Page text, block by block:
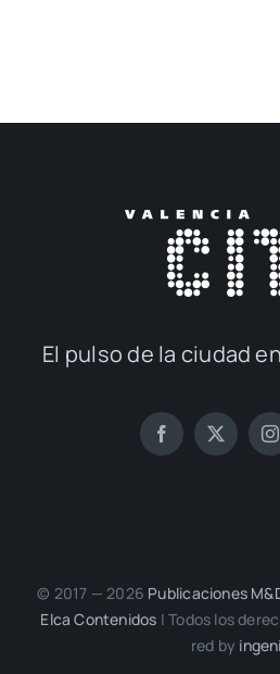
El pul­so de la ciu­dad
© 2017 — 2026 Publi­ca­cio­nes
Elca Con­te­ni­dos | Todos los
red by